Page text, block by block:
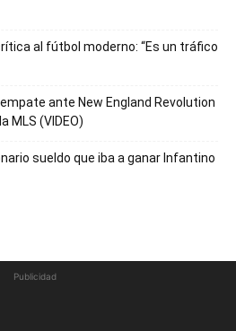
al fútbol moderno: “Es un tráfico
ante New England Revolution
MLS (VIDEO)
sueldo que iba a ganar Infantino
Publicidad